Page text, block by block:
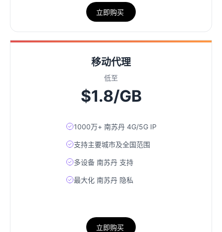
立即购买
移动代理
低至
$1.8/GB
1000万+ 南苏丹 4G/5G IP
支持主要城市及全国范围
多设备 南苏丹 支持
最大化 南苏丹 隐私
立即购买